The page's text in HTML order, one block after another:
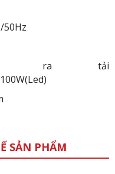
50Hz
ra tải
SẢN PHẨM